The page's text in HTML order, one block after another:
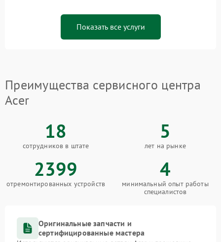
Показать все услуги
Преимущества сервисного центра
Acer
18
сотрудников в штате
5
лет на рынке
2399
отремонтированных устройств
4
минимальный опыт работы
специалистов
Оригинальные запчасти и
сертифицированные мастера